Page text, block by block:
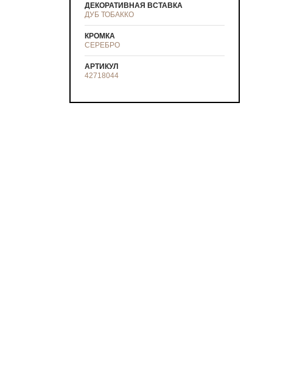
ДЕКОРАТИВНАЯ ВСТАВКА
ДУБ ТОБАККО
КРОМКА
СЕРЕБРО
АРТИКУЛ
42718044